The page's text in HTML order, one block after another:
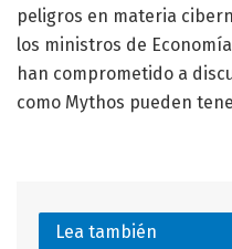
peligros en materia
los ministros de
han comprometido a
como Mythos pueden
Lea también